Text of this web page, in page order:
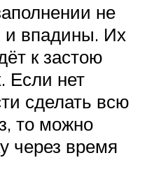
не
впадины. Их
к застою
Если нет
сделать всю
то можно
через время